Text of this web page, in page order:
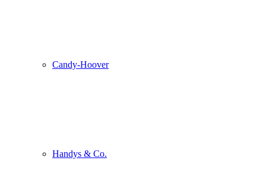
Candy-Hoover
Handys & Co.